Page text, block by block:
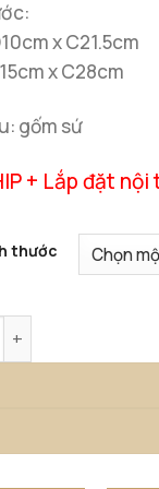
x C21.5cm
x C28cm
gốm sứ
+ Lắp đặt
thước
Cắm Hoa số